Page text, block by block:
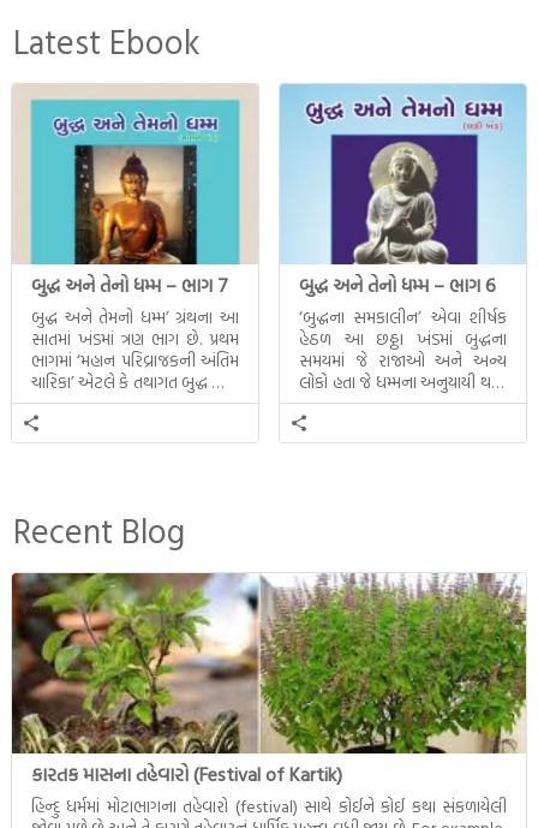
Latest Ebook
બુદ્ધ અને તેનો ધમ્મ – ભાગ 7
બુદ્ધ અને તેમનો ધમ્મ’ ગ્રંથના આ
સાતમાં ખંડમાં ત્રણ ભાગ છે. પ્રથમ
ભાગમાં ‘મહાન પરિવ્રાજકની અંતિમ
ચારિકા’ એટલે કે તથાગત બુદ્ધ સાથે
સતત પરિભ્રમણ કરતા સહચારીઓ
સાથે ફરી એકવારની
મુલાકાત, બીજા ભાગમાં તથાગતે
ઉત્તરાધિકારી તરીકે સ્થાપે છે તે
દૃશ્યો અંકિત થયાં છે. ટૂંકમાં બુદ્ધનાં
જીવનના અંતિમ દિવસોની યાત્રાનો
પરિપાક જોવા મળે […]
બુદ્ધ અને તેનો ધમ્મ – ભાગ 6
‘બુદ્ધના સમકાલીન’ એવા શીર્ષક
હેઠળ આ છઠ્ઠા ખંડમાં બુદ્ધના
સમયમાં જે રાજાઓ અને અન્ય
લોકો હતા જે ધમ્મના અનુયાયી થયા.
તેમનો અને બુદ્ધ વચ્ચે થયેલો
સત્સંગ વીશે જાણકારી મળે છે.
Recent Blog
કારતક માસના તહેવારો (Festival of Kartik)
હિન્દુ ધર્મમાં મોટાભાગના તહેવારો (festival) સાથે કોઈને કોઈ કથા સંકળાયેલી